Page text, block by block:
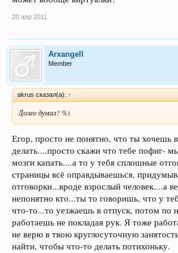
20 апр 2011
Arxangell
Member
akrus сказал(а): ↑
Долго думал? %)
Егор, просто не понятно, что ты хочешь
делать....просто скажи что тебе пофиг-
мозги капать....а то у тебя сплошные
страницы всё оправдываешься,
отговорки...вроде взрослый человек....а
непонятно кто...ты то говоришь, что у
что-то...то уезжаешь в отпуск, потом по
работаешь не покладая рук. Я тоже
не верю в твою круглосуточную
найти, чтобы что-то делать потихоньку.